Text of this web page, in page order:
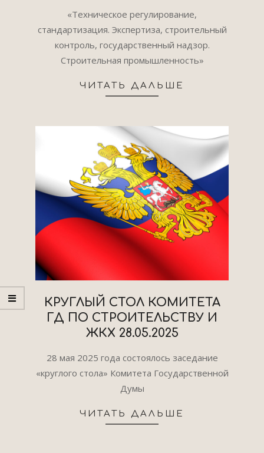
09
«Техническое регулирование,
стандартизация. Экспертиза, строительный
контроль, государственный надзор.
Строительная промышленность»
ЧИТАТЬ ДАЛЬШЕ
КРУГЛЫЙ СТОЛ КОМИТЕТА
ГД ПО СТРОИТЕЛЬСТВУ И
ЖКХ 28.05.2025
06-
26
28 мая 2025 года состоялось заседание
«круглого стола» Комитета Государственной
Думы
ЧИТАТЬ ДАЛЬШЕ